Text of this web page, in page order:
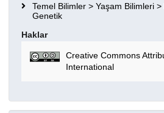
Temel Bilimler > Yaşam Bilimleri
Genetik
Haklar
Creative Commons
International